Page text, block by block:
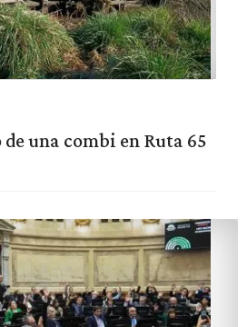
una combi en Ruta 65